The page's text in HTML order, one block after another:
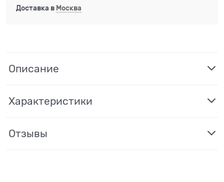
Доставка в Москва
Описание
Характеристики
Отзывы